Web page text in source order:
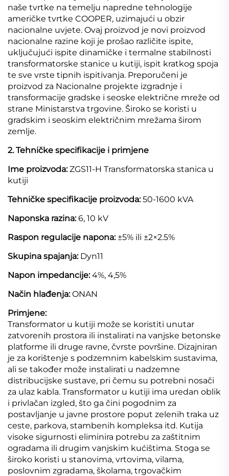
naše tvrtke na temelju napredne tehnologije
američke tvrtke COOPER, uzimajući u obzir
nacionalne uvjete. Ovaj proizvod je novi proizvod
nacionalne razine koji je prošao različite ispite,
uključujući ispite dinamičke i termalne stabilnosti
transformatorske stanice u kutiji, ispit kratkog spoja
te sve vrste tipnih ispitivanja. Preporučeni je
proizvod za Nacionalne projekte izgradnje i
transformacije gradske i seoske električne mreže od
strane Ministarstva trgovine. Široko se koristi u
gradskim i seoskim električnim mrežama širom
zemlje.
2. Tehničke specifikacije i primjene
Ime proizvoda:ZGS11-H Transformatorska stanica u
kutiji
Tehničke specifikacije proizvoda:50-1600 kVA
Naponska razina:6, 10 kV
Raspon regulacije napona: ±5% ili ±2×2.5%
Skupina spajanja: Dyn11
Napon impedancije:4%, 4,5%
Način hlađenja:ONAN
Primjene:
Transformator u kutiji može se koristiti unutar
zatvorenih prostora ili instalirati na vanjske betonske
platforme ili druge ravne, čvrste površine. Dizajniran
je za korištenje s podzemnim kabelskim sustavima,
ali se također može instalirati u nadzemne
distribucijske sustave, pri čemu su potrebni nosači
za ulaz kabla. Transformator u kutiji ima uredan oblik
i privlačan izgled, što ga čini pogodnim za
postavljanje u javne prostore poput zelenih traka uz
ceste, parkova, stambenih kompleksa itd. Kutija
visoke sigurnosti eliminira potrebu za zaštitnim
ogradama ili drugim vanjskim kućištima. Stoga se
široko koristi u stanovima, vrtovima, vilama,
poslovnim zgradama, školama, trgovačkim